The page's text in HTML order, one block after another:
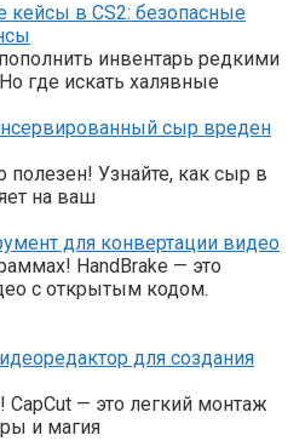
кейсы в CS2: безопасные
инвентарь редкими
где искать халявные
сыр вреден
Узнайте, как сыр в
на ваш
для конвертации видео
HandBrake — это
с открытым кодом.
для создания
— это легкий монтаж
и магия